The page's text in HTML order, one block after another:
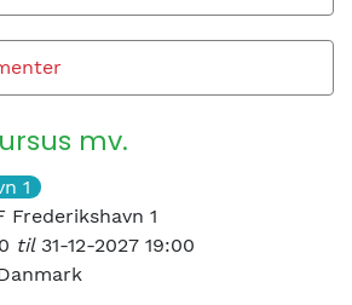
mv.
1
Frederikshavn 1
til 31-12-2027 19:00